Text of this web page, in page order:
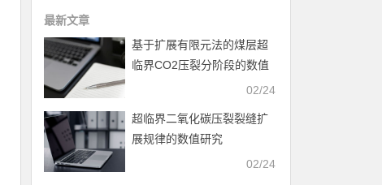
最新文章
基于扩展有限元法的煤层超
临界CO2压裂分阶段的数值
02/24
超临界二氧化碳压裂裂缝扩
展规律的数值研究
02/24